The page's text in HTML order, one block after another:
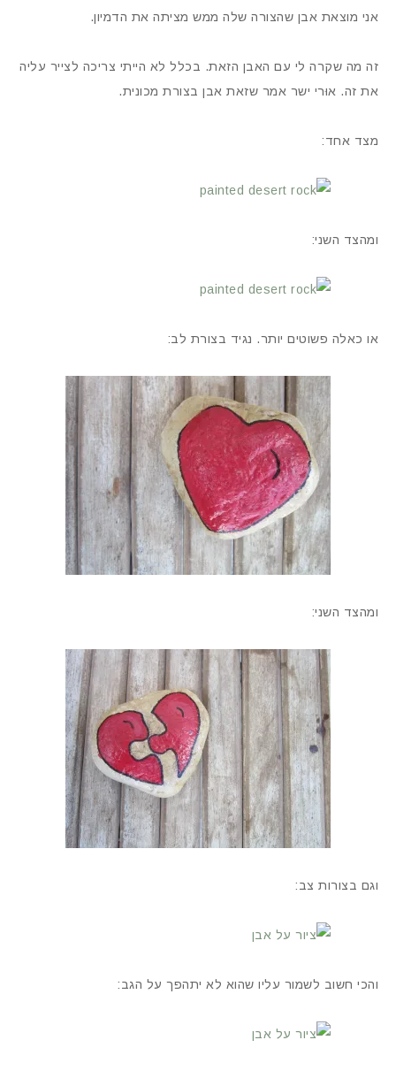
אני מוצאת אבן שהצורה שלה ממש מציתה את הדמיון.
זה מה שקרה לי עם האבן הזאת. בכלל לא הייתי צריכה לצייר עליה
את זה. אוּרי ישר אמר שזאת אבן בצורת מכונית.
מצד אחד:
ומהצד השני:
או כאלה פשוטים יותר. נגיד בצורת לב:
ומהצד השני:
וגם בצורות צב:
והכי חשוב לשמור עליו שהוא לא יתהפך על הגב: